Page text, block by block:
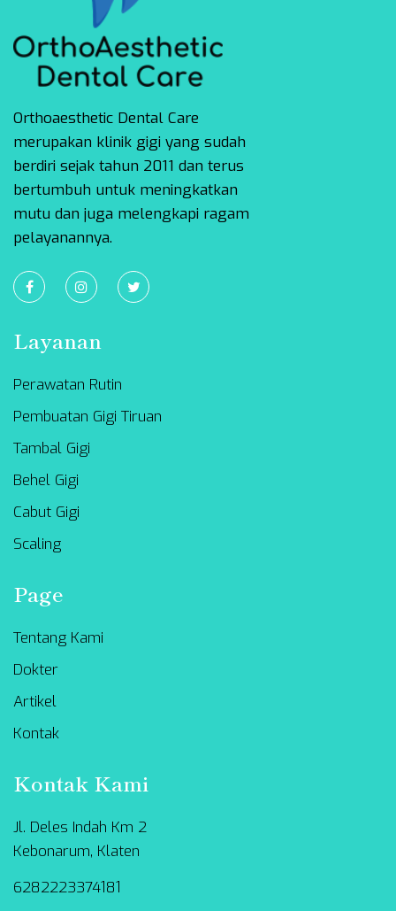
Orthoaesthetic Dental Care
merupakan klinik gigi yang sudah
berdiri sejak tahun 2011 dan terus
bertumbuh untuk meningkatkan
mutu dan juga melengkapi ragam
pelayanannya.
Layanan
Perawatan Rutin
Pembuatan Gigi Tiruan
Tambal Gigi
Behel Gigi
Cabut Gigi
Scaling
Page
Tentang Kami
Dokter
Artikel
Kontak
Kontak Kami
Jl. Deles Indah Km 2
Kebonarum, Klaten
6282223374181